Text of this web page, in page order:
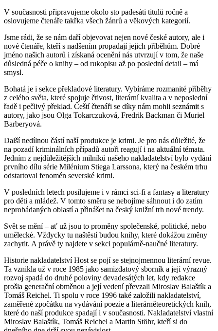
V současnosti připravujeme okolo sto padesáti titulů ročně a
oslovujeme čtenáře takřka všech žánrů a věkových kategorií.
Jsme rádi, že se nám daří objevovat nejen nové české autory, ale i
nové čtenáře, kteří s nadšením propadají jejich příběhům. Dobré
jméno našich autorů i získaná ocenění nás utvrzují v tom, že naše
důsledná péče o knihy – od rukopisu až po poslední detail – má
smysl.
Bohatá je i sekce překladové literatury. Vybíráme rozmanité příběhy
z celého světa, které spojuje čtivost, literární kvalita a v neposlední
řadě i pečlivý překlad. Čeští čtenáři se díky nám mohli seznámit s
autory, jako jsou Olga Tokarczuková, Fredrik Backman či Muriel
Barberyová.
Další nedílnou částí naší produkce je krimi. Je pro nás důležité, že
na pozadí kriminálních případů autoři reagují i na aktuální témata.
Jedním z nejdůležitějších milníků našeho nakladatelství bylo vydání
prvního dílu série Milénium Stiega Larssona, který na českém trhu
odstartoval fenomén severské krimi.
V posledních letech posilujeme i v rámci sci-fi a fantasy a literatury
pro děti a mládež. V tomto směru se nebojíme sáhnout i do zatím
neprobádaných oblastí a přinášet na český knižní trh nové trendy.
Svět se mění – ať už jsou to proměny společenské, politické, nebo
umělecké. Vždycky tu naštěstí budou knihy, které dokážou změny
zachytit. A právě ty najdete v sekci populárně-naučné literatury.
Historie nakladatelství Host se pojí se stejnojmennou literární revue.
Ta vznikla už v roce 1985 jako samizdatový sborník a její výrazný
rozvoj spadá do druhé poloviny devadesátých let, kdy redakce
prošla generační obměnou a její vedení převzali Miroslav Balaštík a
Tomáš Reichel. Ti spolu v roce 1996 také založili nakladatelství,
zaměřené zpočátku na vydávání poezie a literárněteoretických knih,
které do naší produkce spadají i v současnosti. Nakladatelství vlastní
Miroslav Balaštík, Tomáš Reichel a Martin Stöhr, kteří si do